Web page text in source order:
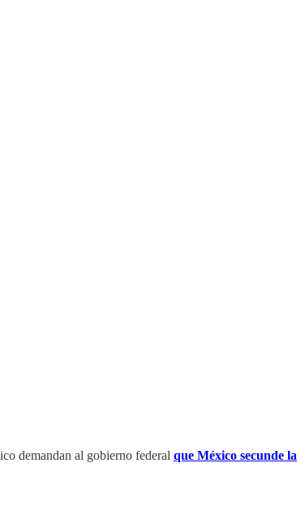
demandan al gobierno federal que México secunde la